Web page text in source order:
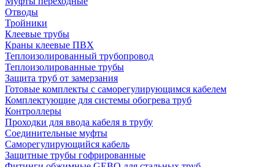
Отводы
Тройники
Клеевые трубы
Краны клеевые ПВХ
Теплоизолированный трубопровод
Теплоизолированные трубы
Защита труб от замерзания
Готовые комплекты с саморегулирующимся кабелем
Комплектующие для системы обогрева труб
Контроллеры
Проходки для ввода кабеля в трубу
Соединительные муфты
Саморегулирующийся кабель
Защитные трубы гофрированные